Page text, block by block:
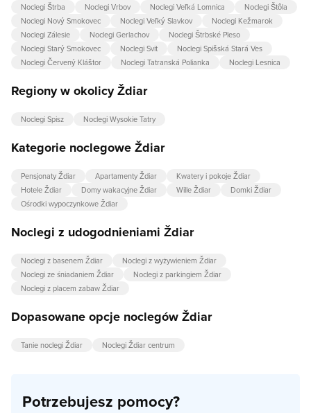
Noclegi Štrba
Noclegi Vrbov Noclegi Veľká Lomnica
Noclegi Štôla
Noclegi Nový Smokovec
Noclegi Veľký Slavkov
Noclegi Kežmarok
Noclegi Zálesie
Noclegi Gerlachov
Noclegi Štrbské Pleso
Noclegi Starý Smokovec
Noclegi Svit
Noclegi Spišská Stará Ves
Noclegi Červený Kláštor
Noclegi Tatranská Polianka Noclegi Lesnica
Regiony w okolicy Ždiar
Noclegi Spisz Noclegi Wysokie Tatry
Kategorie noclegowe Ždiar
Pensjonaty Ždiar Apartamenty Ždiar
Kwatery i pokoje Ždiar
Hotele Ždiar
Domy wakacyjne Ždiar Wille Ždiar
Domki Ždiar
Ośrodki wypoczynkowe Ždiar
Noclegi z udogodnieniami Ždiar
Noclegi z basenem Ždiar
Noclegi z wyżywieniem Ždiar
Noclegi ze śniadaniem Ždiar
Noclegi z parkingiem Ždiar
Noclegi z placem zabaw Ždiar
Dopasowane opcje noclegów Ždiar
Tanie noclegi Ždiar Noclegi Ždiar centrum
Potrzebujesz pomocy?